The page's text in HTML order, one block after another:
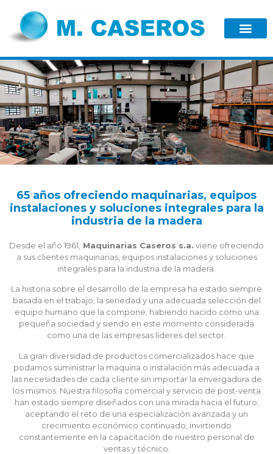
EMPRESA
65 años ofreciendo maquinarias, equipos
instalaciones y soluciones integrales para la
industria de la madera
Desde el año 1961, Maquinarias Caseros s.a. viene ofreciendo
a sus clientes maquinarias, equipos instalaciones y soluciones
integrales para la industria de la madera.
La historia sobre el desarrollo de la empresa ha estado siempre
basada en el trabajo, la seriedad y una adecuada selección del
equipo humano que la compone, habiendo nacido como una
pequeña sociedad y siendo en este momento considerada
como una de las empresas líderes del sector.
La gran diversidad de productos comercializados hace que
podamos suministrar la maquina o instalación más adecuada a
las necesidades de cada cliente sin importar la envergadura de
los mismos. Nuestra filosofía comercial y servicio de post-venta
han estado siempre diseñados con una mirada hacia el futuro,
aceptando el reto de una especialización avanzada y un
crecimiento económico continuado, invirtiendo
constantemente en la capacitación de nuestro personal de
ventas y técnico.